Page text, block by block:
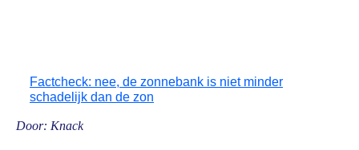
Factcheck: nee, de zonnebank is niet minder
schadelijk dan de zon
Door: Knack